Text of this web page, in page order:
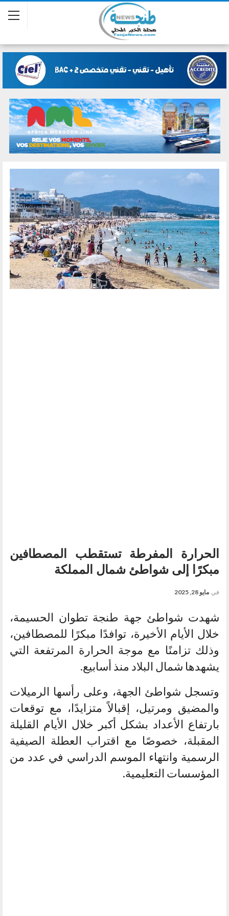
الحرارة المفرطة تستقطب المصطافين
مبكرًا إلى شواطئ شمال المملكة
في مايو 28, 2025
شهدت شواطئ جهة طنجة تطوان الحسيمة،
خلال الأيام الأخيرة، توافدًا مبكرًا للمصطافين،
وذلك تزامنًا مع موجة الحرارة المرتفعة التي
يشهدها شمال البلاد منذ أسابيع.
وتسجل شواطئ الجهة، وعلى رأسها الرميلات
والمضيق ومرتيل، إقبالاً متزايدًا، مع توقعات
بارتفاع الأعداد بشكل أكبر خلال الأيام القليلة
المقبلة، خصوصًا مع اقتراب العطلة الصيفية
الرسمية وانتهاء الموسم الدراسي في عدد من
المؤسسات التعليمية.